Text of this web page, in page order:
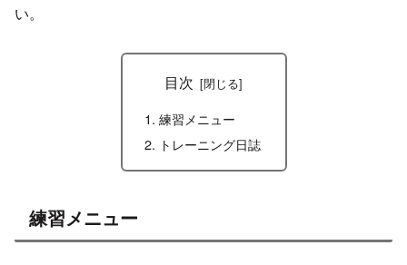
い。
目次
練習メニュー
トレーニング日誌
練習メニュー